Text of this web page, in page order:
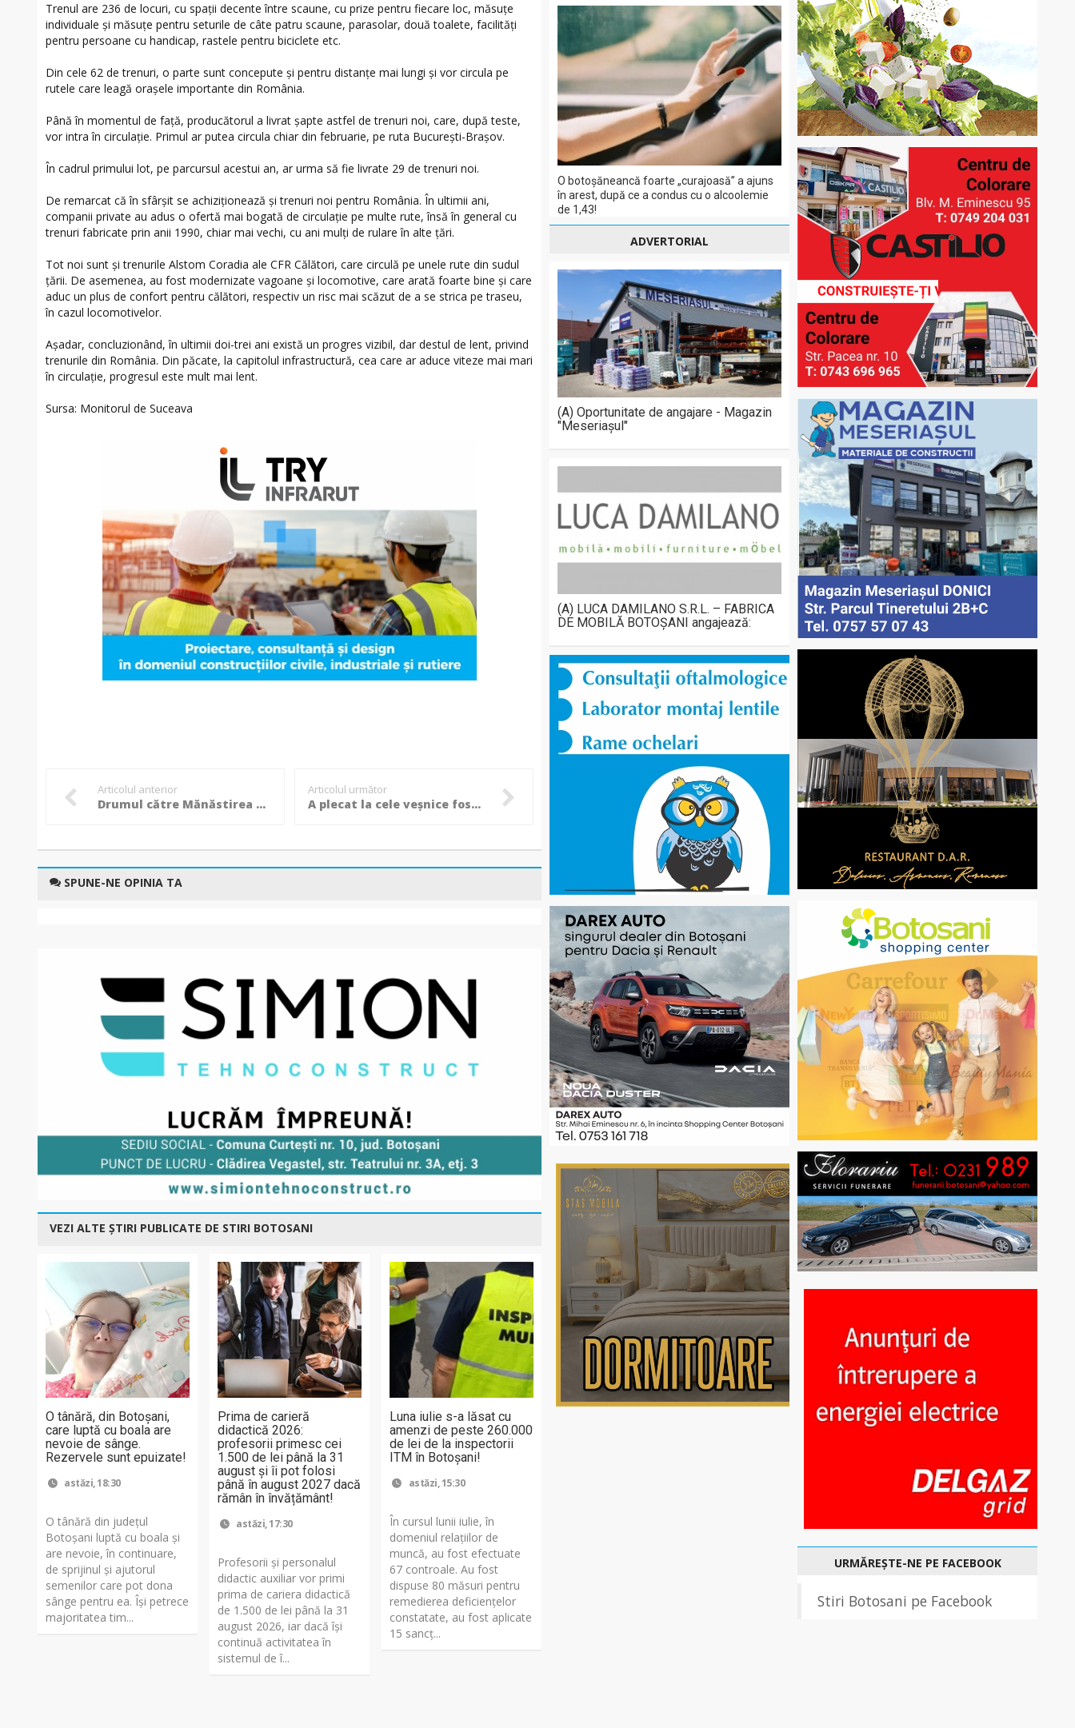
Trenul are 236 de locuri, cu spații decente între scaune, cu prize pentru fiecare loc, măsuțe
individuale și măsuțe pentru seturile de câte patru scaune, parasolar, două toalete, facilități
pentru persoane cu handicap, rastele pentru biciclete etc.
Din cele 62 de trenuri, o parte sunt concepute și pentru distanțe mai lungi și vor circula pe
rutele care leagă orașele importante din România.
Până în momentul de față, producătorul a livrat șapte astfel de trenuri noi, care, după teste,
vor intra în circulație. Primul ar putea circula chiar din februarie, pe ruta București-Brașov.
În cadrul primului lot, pe parcursul acestui an, ar urma să fie livrate 29 de trenuri noi.
De remarcat că în sfârșit se achiziționează și trenuri noi pentru România. În ultimii ani,
companii private au adus o ofertă mai bogată de circulație pe multe rute, însă în general cu
trenuri fabricate prin anii 1990, chiar mai vechi, cu ani mulți de rulare în alte țări.
Tot noi sunt și trenurile Alstom Coradia ale CFR Călători, care circulă pe unele rute din sudul
țării. De asemenea, au fost modernizate vagoane și locomotive, care arată foarte bine și care
aduc un plus de confort pentru călători, respectiv un risc mai scăzut de a se strica pe traseu,
în cazul locomotivelor.
Așadar, concluzionând, în ultimii doi-trei ani există un progres vizibil, dar destul de lent, privind
trenurile din România. Din păcate, la capitolul infrastructură, cea care ar aduce viteze mai mari
în circulație, progresul este mult mai lent.
Sursa: Monitorul de Suceava
Articolul anterior
Drumul către Mănăstirea Gorovei va fi asfaltat de Consiliul Județean Botoșani! VIDEO
Articolul următor
A plecat la cele veșnice fostul consilier local Paul Onișa
SPUNE-NE OPINIA TA
VEZI ALTE ȘTIRI PUBLICATE DE STIRI BOTOSANI
O tânără, din Botoșani,
care luptă cu boala are
nevoie de sânge.
Rezervele sunt epuizate!
astăzi, 18:30
O tânără din județul
Botoșani luptă cu boala și
are nevoie, în continuare,
de sprijinul și ajutorul
semenilor care pot dona
sânge pentru ea. Își petrece
majoritatea tim...
Prima de carieră
didactică 2026:
profesorii primesc cei
1.500 de lei până la 31
august și îi pot folosi
până în august 2027 dacă
rămân în învățământ!
astăzi, 17:30
Profesorii și personalul
didactic auxiliar vor primi
prima de cariera didactică
de 1.500 de lei până la 31
august 2026, iar dacă își
continuă activitatea în
sistemul de î...
Luna iulie s-a lăsat cu
amenzi de peste 260.000
de lei de la inspectorii
ITM în Botoșani!
astăzi, 15:30
În cursul lunii iulie, în
domeniul relațiilor de
muncă, au fost efectuate
67 controale. Au fost
dispuse 80 măsuri pentru
remedierea deficiențelor
constatate, au fost aplicate
15 sancţ...
O botoșăneancă foarte „curajoasă” a ajuns
în arest, după ce a condus cu o alcoolemie
de 1,43!
ADVERTORIAL
(A) Oportunitate de angajare - Magazin
"Meseriașul"
(A) LUCA DAMILANO S.R.L. – FABRICA
DE MOBILĂ BOTOȘANI angajează:
URMĂREȘTE-NE PE FACEBOOK
Stiri Botosani pe Facebook